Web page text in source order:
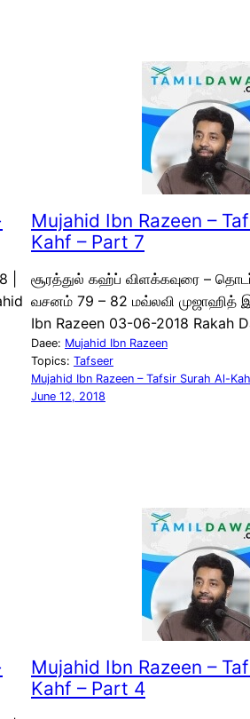
|
Mujahid Ibn Razeen –
Kahf – Part 7
சூரத்துல் கஹ்ப் விளக்கவுரை –
வசனம் 79 – 82 மவ்லவி முஜாஹித்
Ibn Razeen 03-06-2018 Rakah
Daee: Mujahid Ibn Razeen
Topics: Tafseer
Mujahid Ibn Razeen – Tafsir Surah Al-
June 12, 2018
Mujahid Ibn Razeen –
Kahf – Part 4